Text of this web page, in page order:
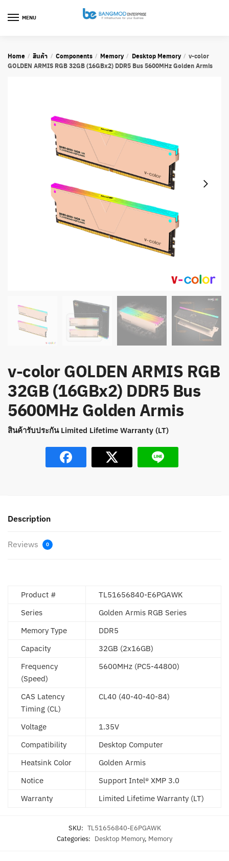
MENU
Home / สินค้า / Components / Memory / Desktop Memory / v-color
GOLDEN ARMIS RGB 32GB (16GBx2) DDR5 Bus 5600MHz Golden Armis
v-color GOLDEN ARMIS RGB
32GB (16GBx2) DDR5 Bus
5600MHz Golden Armis
สินค้ารับประกัน Limited Lifetime Warranty (LT)
Description
Reviews 0
Product #
TL51656840-E6PGAWK
Series
Golden Armis RGB Series
Memory Type
DDR5
Capacity
32GB (2x16GB)
Frequency
(Speed)
5600MHz (PC5-44800)
CAS Latency
Timing (CL)
CL40 (40-40-40-84)
Voltage
1.35V
Compatibility
Desktop Computer
Heatsink Color
Golden Armis
Notice
Support Intel® XMP 3.0
Warranty
Limited Lifetime Warranty (LT)
SKU: TL51656840-E6PGAWK
Categories: Desktop Memory, Memory